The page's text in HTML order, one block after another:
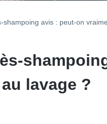
shampoing avis : peut-on
lavage ?